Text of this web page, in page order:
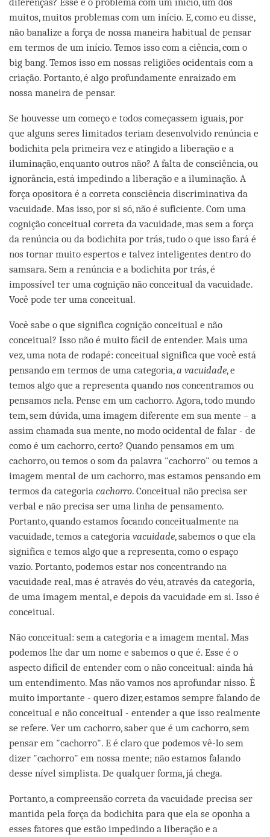
muitos, muitos problemas com um início. E, como eu disse,
não banalize a força de nossa maneira habitual de pensar
em termos de um início. Temos isso com a ciência, com o
big bang. Temos isso em nossas religiões ocidentais com a
criação. Portanto, é algo profundamente enraizado em
nossa maneira de pensar.
Se houvesse um começo e todos começassem iguais, por
que alguns seres limitados teriam desenvolvido renúncia e
bodichita pela primeira vez e atingido a liberação e a
iluminação, enquanto outros não? A falta de consciência, ou
ignorância, está impedindo a liberação e a iluminação. A
força opositora é a correta consciência discriminativa da
vacuidade. Mas isso, por si só, não é suficiente. Com uma
cognição conceitual correta da vacuidade, mas sem a força
da renúncia ou da bodichita por trás, tudo o que isso fará é
nos tornar muito espertos e talvez inteligentes dentro do
samsara. Sem a renúncia e a bodichita por trás, é
impossível ter uma cognição não conceitual da vacuidade.
Você pode ter uma conceitual.
Você sabe o que significa cognição conceitual e não
conceitual? Isso não é muito fácil de entender. Mais uma
vez, uma nota de rodapé: conceitual significa que você está
pensando em termos de uma categoria,a vacuidade, e
temos algo que a representa quando nos concentramos ou
pensamos nela. Pense em um cachorro. Agora, todo mundo
tem, sem dúvida, uma imagem diferente em sua mente – a
assim chamada sua mente, no modo ocidental de falar - de
como é um cachorro, certo? Quando pensamos em um
cachorro, ou temos o som da palavra "cachorro" ou temos a
imagem mental de um cachorro, mas estamos pensando em
termos da categoria cachorro. Conceitual não precisa ser
verbal e não precisa ser uma linha de pensamento.
Portanto, quando estamos focando conceitualmente na
vacuidade, temos a categoria vacuidade, sabemos o que ela
significa e temos algo que a representa, como o espaço
vazio. Portanto, podemos estar nos concentrando na
vacuidade real, mas é através do véu, através da categoria,
de uma imagem mental, e depois da vacuidade em si. Isso é
conceitual.
Não conceitual: sem a categoria e a imagem mental. Mas
podemos lhe dar um nome e sabemos o que é. Esse é o
aspecto difícil de entender com o não conceitual: ainda há
um entendimento. Mas não vamos nos aprofundar nisso. É
muito importante - quero dizer, estamos sempre falando de
conceitual e não conceitual - entender a que isso realmente
se refere. Ver um cachorro, saber que é um cachorro, sem
pensar em "cachorro". E é claro que podemos vê-lo sem
dizer "cachorro" em nossa mente; não estamos falando
desse nível simplista. De qualquer forma, já chega.
Portanto, a compreensão correta da vacuidade precisa ser
mantida pela força da bodichita para que ela se oponha a
esses fatores que estão impedindo a liberação e a